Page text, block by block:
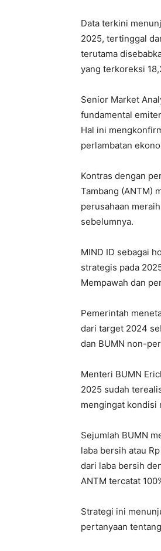
Data terkini
2025, tertinggal
terutama
yang terkoreksi
Senior Market
fundamental
Hal ini
perlambatan
Kontras dengan
Tambang (ANTM)
perusahaan
sebelumnya.
MIND ID sebagai
strategis pada
Mempawah dan
Pemerintah
dari target 2024
dan BUMN non-
Menteri BUMN
2025 sudah
mengingat kondisi
Sejumlah BUMN
laba bersih atau
dari laba bersih
ANTM tercatat
Strategi ini
pertanyaan